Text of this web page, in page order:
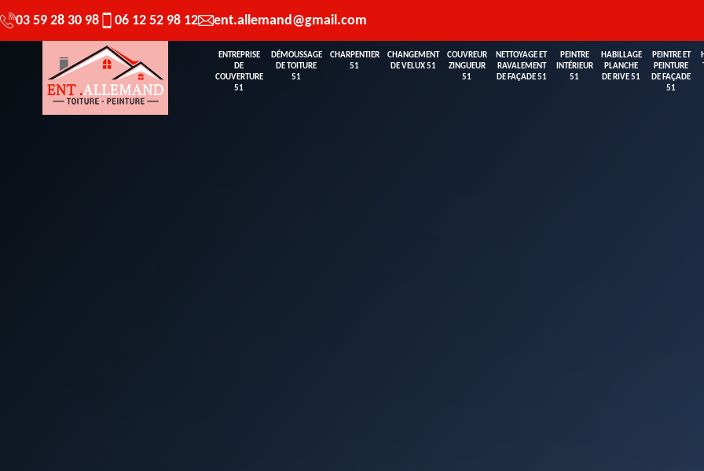
03 59 28 30 98 06 12 52 98 12 ent.allemand@gmail.com
ENTREPRISE
DE
COUVERTURE
51
DÉMOUSSAGE
DE TOITURE
51
CHARPENTIER
51
CHANGEMENT
DE VELUX 51
COUVREUR
ZINGUEUR
51
NETTOYAGE ET
RAVALEMENT
DE FAÇADE 51
PEINTRE
INTÉRIEUR
51
HABILLAGE
PLANCHE
DE RIVE 51
PEINTRE ET
PEINTURE
DE FAÇADE
51